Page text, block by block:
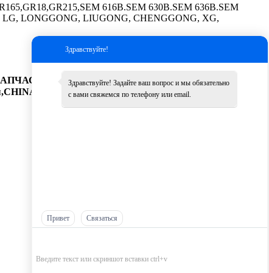
616B.SEM 630B.SEM 636B.SEM
LG, LONGGONG, LIUGONG, CHENGGONG, XG,
SHANTUI, ЗАПЧАСТИ XCMG, ZF
Гидравлический насос, weichai коленчатый
Здравствуйте!
Здравствуйте! Задайте ваш вопрос и мы обязательно
с вами свяжемся по телефону или email.
Привет Связаться